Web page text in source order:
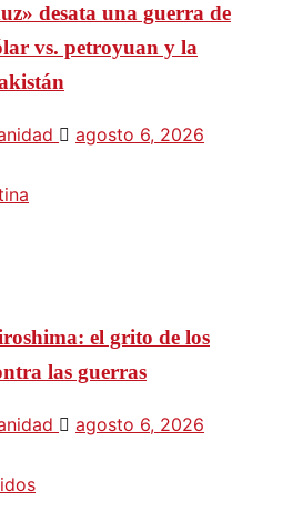
desata una guerra de
vs. petroyuan y la
agosto 6, 2026
el grito de los
las guerras
agosto 6, 2026